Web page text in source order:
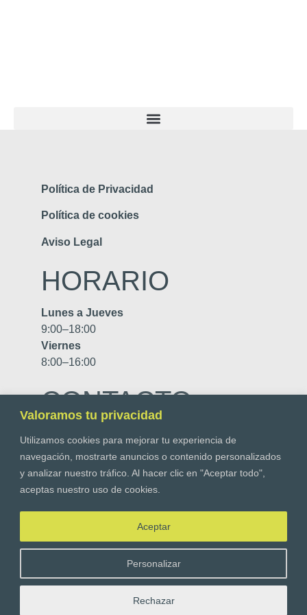
Valoramos tu privacidad
Utilizamos cookies para mejorar tu experiencia de
navegación, mostrarte anuncios o contenido personalizados
y analizar nuestro tráfico. Al hacer clic en "Aceptar todo",
aceptas nuestro uso de cookies.
Personalizar
Rechazar
Aceptar
Política de Privacidad
Política de cookies
Aviso Legal
HORARIO
Lunes a Jueves
9:00–18:00
Viernes
8:00–16:00
CONTACTO
info@higienizo.com
C/Galileo y Galilei, 118, Arroyomolinos,